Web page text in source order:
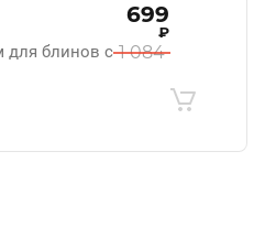
блинов с 1 084
699
₽